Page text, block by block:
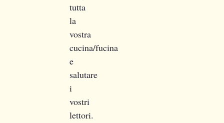
tutta
la
vostra
cucina/fucina
e
salutare
i
vostri
lettori.